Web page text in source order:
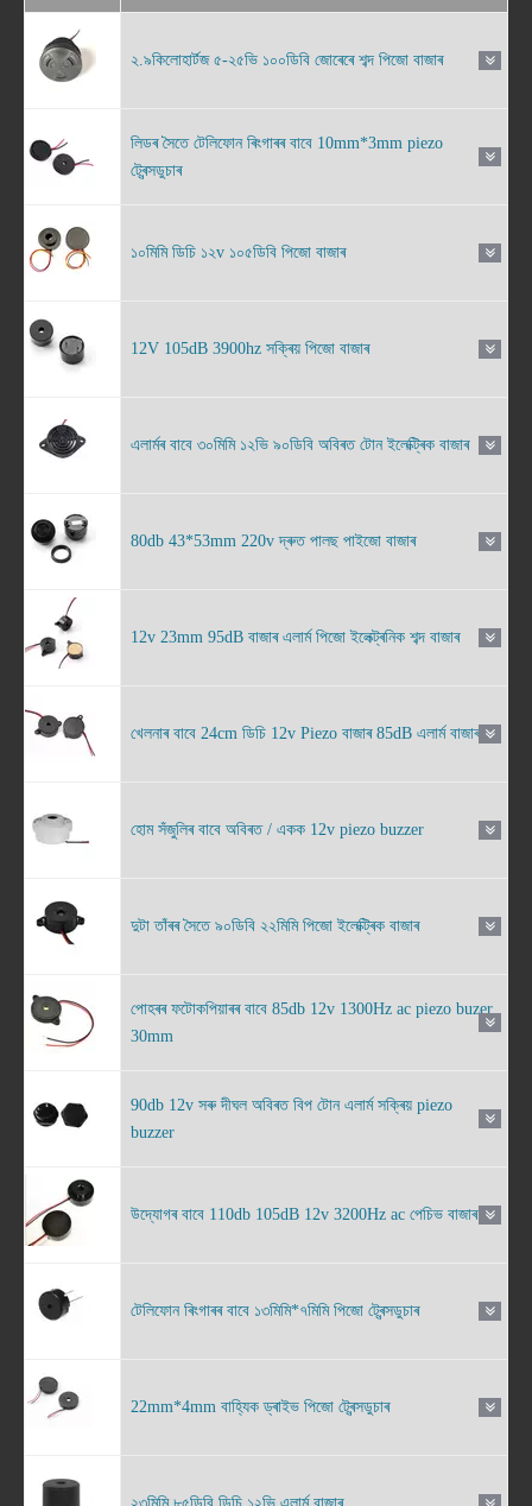
২.৯কিলোহাৰ্টজ ৫-২৫ভি ১০০ডিবি জোৰেৰে শব্দ পিজো বাজাৰ
লিডৰ সৈতে টেলিফোন ৰিংগাৰৰ বাবে 10mm*3mm piezo
ট্ৰেন্সডুচাৰ
১০মিমি ডিচি ১২v ১০৫ডিবি পিজো বাজাৰ
12V 105dB 3900hz সক্ৰিয় পিজো বাজাৰ
এলাৰ্মৰ বাবে ৩০মিমি ১২ভি ৯০ডিবি অবিৰত টোন ইলেক্ট্ৰিক বাজাৰ
80db 43*53mm 220v দ্ৰুত পালছ পাইজো বাজাৰ
12v 23mm 95dB বাজাৰ এলাৰ্ম পিজো ইলেক্ট্ৰনিক শব্দ বাজাৰ
খেলনাৰ বাবে 24cm ডিচি 12v Piezo বাজাৰ 85dB এলাৰ্ম বাজাৰ
হোম সঁজুলিৰ বাবে অবিৰত / একক 12v piezo buzzer
দুটা তাঁৰৰ সৈতে ৯০ডিবি ২২মিমি পিজো ইলেক্ট্ৰিক বাজাৰ
পোহৰৰ ফটোকপিয়াৰৰ বাবে 85db 12v 1300Hz ac piezo buzer
30mm
90db 12v সৰু দীঘল অবিৰত বিপ টোন এলাৰ্ম সক্ৰিয় piezo
buzzer
উদ্যোগৰ বাবে 110db 105dB 12v 3200Hz ac পেচিভ বাজাৰ
টেলিফোন ৰিংগাৰৰ বাবে ১৩মিমি*৭মিমি পিজো ট্ৰেন্সডুচাৰ
22mm*4mm বাহ্যিক ড্ৰাইভ পিজো ট্ৰেন্সডুচাৰ